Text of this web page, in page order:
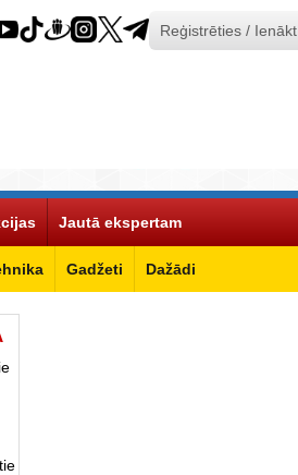
Reģistrēties / Ienākt
Gadžeti Dažādi
Jautā ekspertam